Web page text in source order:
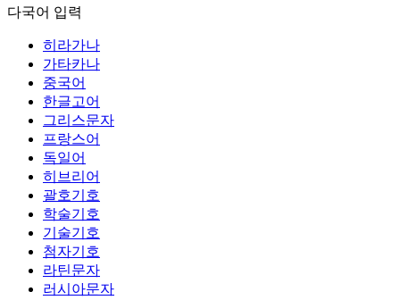
다국어 입력
히라가나
가타카나
중국어
한글고어
그리스문자
프랑스어
독일어
히브리어
괄호기호
학술기호
기술기호
첨자기호
라틴문자
러시아문자